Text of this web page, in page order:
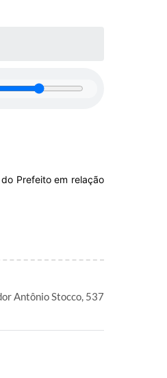
Prefeito em relação
Antônio Stocco, 537